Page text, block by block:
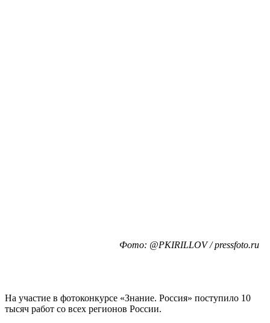
Фото: @PKIRILLOV / pressfoto.ru
На участие в фотоконкурсе «Знание. Россия» поступило 10
тысяч работ со всех регионов России.